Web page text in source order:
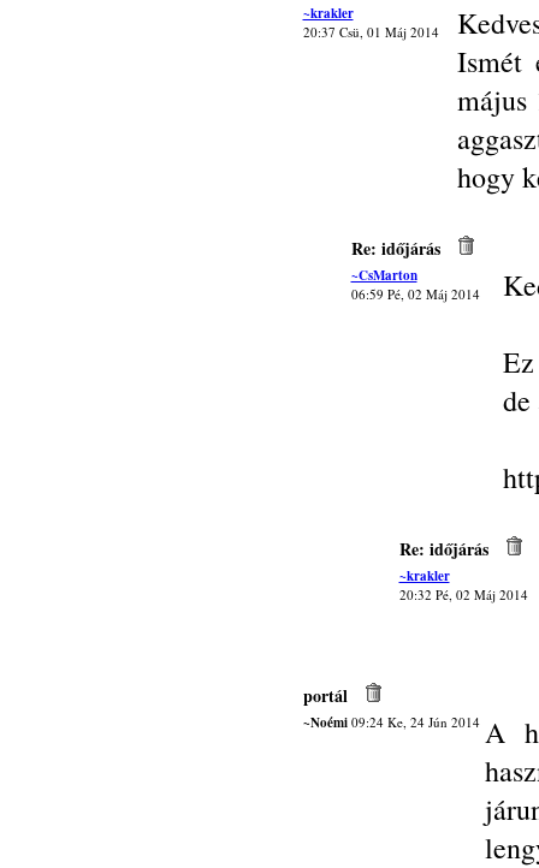
~krakler
20:37 Csü, 01 Máj 2014
Ismét
május
hogy
Re: időjárás
~CsMarton
06:59 Pé, 02 Máj 2014
Re: időjárás
~krakler
20:32 Pé, 02 Máj 2014
portál
~Noémi09:24 Ke, 24 Jún 2014 A